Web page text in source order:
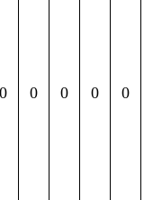
0 0 0 0 0